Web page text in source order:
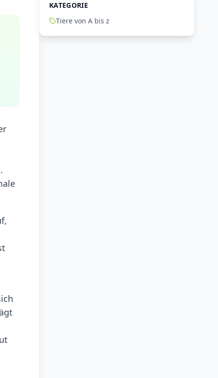
KATEGORIE
Tiere von A bis z